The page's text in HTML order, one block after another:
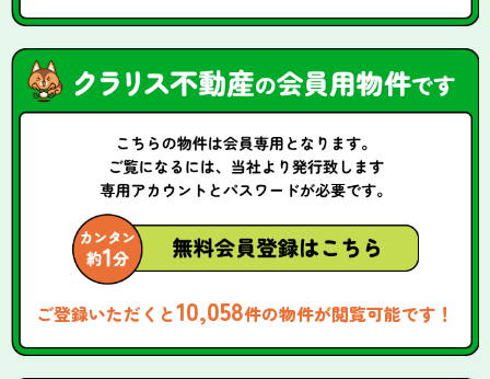
ご登録いただくと10,058件の物件が閲覧可能です！